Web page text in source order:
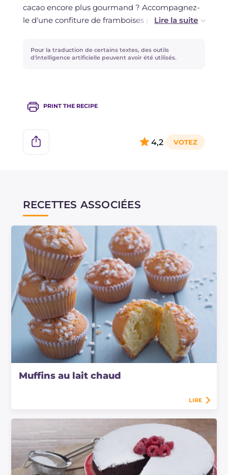
La pâte, une fois prête, doit être cuite
immédiatement, donc il n'est pas possible de la
cacao encore plus gourmand ? Accompagnez-
le d'une confiture de framboises pour créer un
Pour une version sans gluten, essayez la recette
Pour la traduction de certains textes, des outils
d'intelligence artificielle peuvent avoir été utilisés.
PRINT THE RECIPE
4,2
RECETTES ASSOCIÉES
Muffins au lait chaud
LIRE